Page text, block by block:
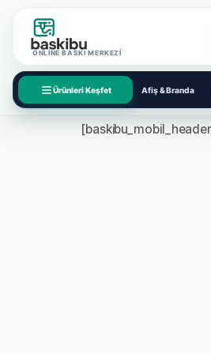
ONLINE BASKI MERKEZI
Ürünleri Keşfet Afiş & Branda